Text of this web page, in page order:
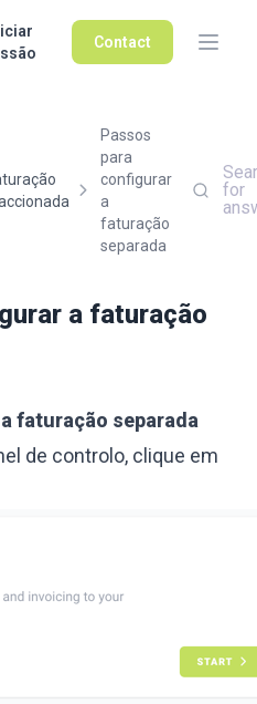
Contact
Passos
para
configurar
a
faturação
separada
for
a faturação
faturação separada
de controlo, clique em